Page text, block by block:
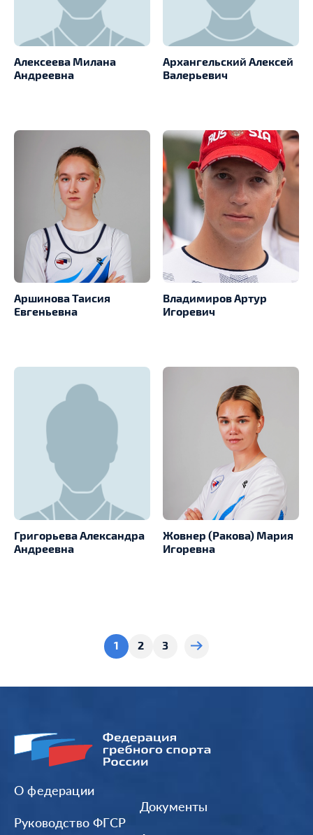
Алексеева Милана
Андреевна
Архангельский Алексей
Валерьевич
Аршинова Таисия
Евгеньевна
Владимиров Артур
Игоревич
Григорьева Александра
Андреевна
Жовнер (Ракова) Мария
Игоревна
1 2 3
О федерации
Руководство ФГСР
Документы